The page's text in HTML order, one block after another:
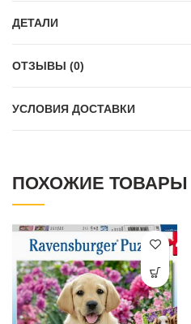
ДЕТАЛИ
ОТЗЫВЫ (0)
УСЛОВИЯ ДОСТАВКИ
ПОХОЖИЕ ТОВАРЫ